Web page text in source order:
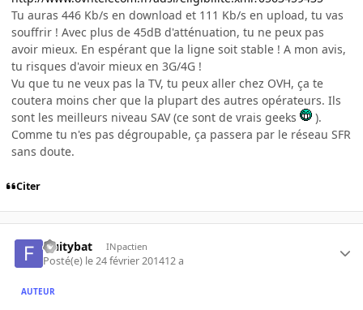
Tu auras 446 Kb/s en download et 111 Kb/s en upload, tu vas
souffrir ! Avec plus de 45dB d'atténuation, tu ne peux pas
avoir mieux. En espérant que la ligne soit stable ! A mon avis,
tu risques d'avoir mieux en 3G/4G !
Vu que tu ne veux pas la TV, tu peux aller chez OVH, ça te
coutera moins cher que la plupart des autres opérateurs. Ils
sont les meilleurs niveau SAV (ce sont de vrais geeks
).
Comme tu n'es pas dégroupable, ça passera par le réseau SFR
sans doute.
Citer
fruitybat INpactien
Posté(e) le 24 février 201412 a
AUTEUR